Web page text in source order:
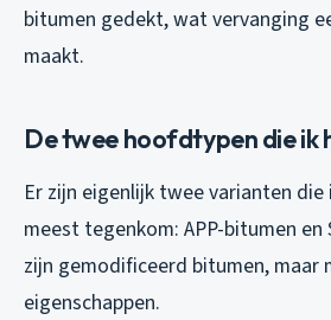
bitumen gedekt, wat vervanging
maakt.
De twee hoofdtypen die ik
Er zijn eigenlijk twee varianten
meest tegenkom: APP-bitumen en
zijn gemodificeerd bitumen, maar
eigenschappen.